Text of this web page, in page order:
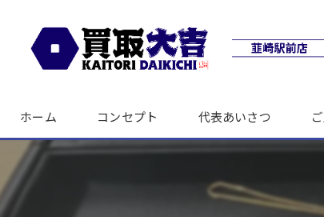
ホーム コンセプト 代表あいさつ